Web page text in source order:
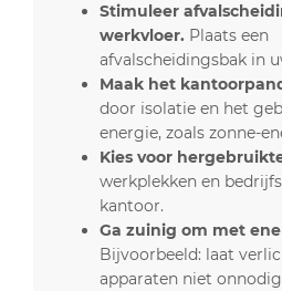
Stimuleer
werkvloer. Plaats een
afvalscheidingsbak in
Maak het
door isolatie en het
energie, zoals zonne-
Kies voor
werkplekken en
kantoor.
Ga zuinig om met
Bijvoorbeeld: laat
apparaten niet